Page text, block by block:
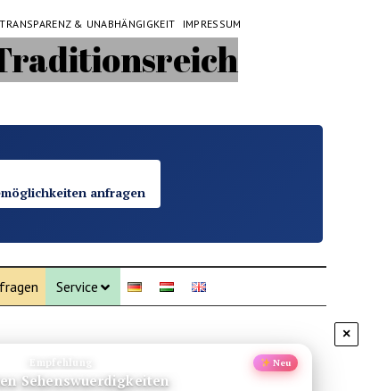
TRANSPARENZ & UNABHÄNGIGKEIT IMPRESSUM
anfragen
Service
×
Empfehlung Neu
Sehenswuerdigkeiten